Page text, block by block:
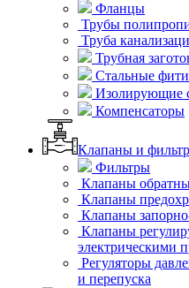
Фланцы
Трубы
Труба
Трубная
Стальные
Изолирующие
Компенсаторы
Клапаны и
Фильтры
Клапаны
Клапаны
Клапаны
Клапаны
электрическими
Регуляторы
и перепуска